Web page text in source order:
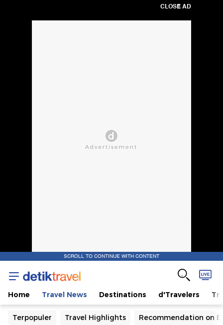
CLOSE AD
SCROLL TO CONTINUE WITH CONTENT
Home Travel News Destinations d'Travelers
Terpopuler Travel Highlights Recommendation on